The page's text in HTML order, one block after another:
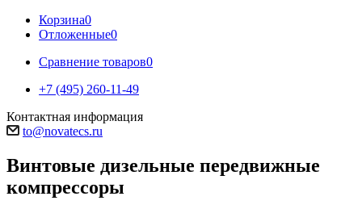
Корзина0
Отложенные0
Сравнение товаров0
+7 (495) 260-11-49
Контактная информация
to@novatecs.ru
Винтовые дизельные передвижные
компрессоры